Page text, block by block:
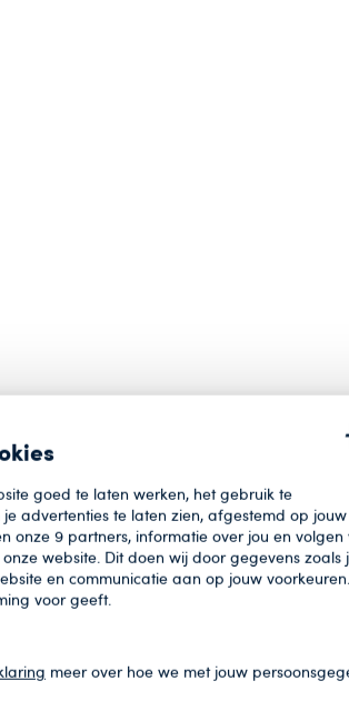
goed te laten werken, het gebruik te
advertenties te laten zien, afgestemd op jouw
onze 9 partners, informatie over jou en volgen
website. Dit doen wij door gegevens
en communicatie aan op jouw
voor geeft.
meer over hoe we met jouw
uit de
en